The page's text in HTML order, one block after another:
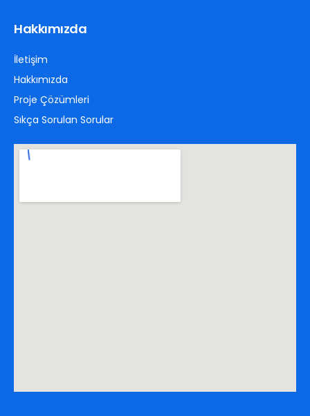
Hakkımızda
İletişim
Hakkımızda
Proje Çözümleri
Sıkça Sorulan Sorular